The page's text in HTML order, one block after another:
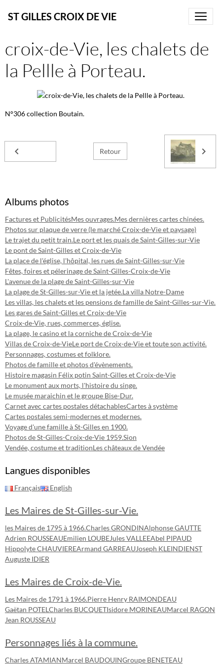
ST GILLES CROIX DE VIE
croix-de-Vie, les chalets de
la Pellle à Porteau.
N°306 collection Boutain.
Retour
Albums photos
Factures et PublicitésMes ouvrages.Mes dernières cartes chinées.
Photos sur plaque de verre (le marché Croix-de-Vie et paysage)
Le trajet du petit train.Le port et les quais de Saint-Gilles-sur-Vie
Le pont de Saint-Gilles et Croix-de-Vie
La place de l'église, l'hôpital, les rues de Saint-Gilles-sur-Vie
Fêtes, foires et pélerinage de Saint-Gilles-Croix-de-Vie
L'avenue de la plage de Saint-Gilles-sur-Vie
La plage de St-Gilles-sur-Vie et la jetée.La villa Notre-Dame
Les villas, les chalets et les pensions de famille de Saint-Gilles-sur-Vie.
Les gares de Saint-Gilles et Croix-de-Vie
Croix-de-Vie, rues, commerces, église.
La plage, le casino et la corniche de Croix-de-Vie
Villas de Croix-de-VieLe port de Croix-de-Vie et toute son activité.
Personnages, costumes et folklore.
Photos de famille et photos d'évènements.
Histoire magasin Félix potin Saint-Gilles et Croix-de-Vie
Le monument aux morts, l'histoire du singe.
Le musée maraichin et le groupe Bise-Dur.
Carnet avec cartes postales détachablesCartes à système
Cartes postales semi-modernes et modernes.
Voyage d'une famille à St-Gilles en 1900.
Photos de St-Gilles-Croix-de-Vie 1959.Sion
Vendée, costume et traditionLes châteaux de Vendée
Langues disponibles
Français English
Les Maires de St-Gilles-sur-Vie.
les Maires de 1795 à 1966.Charles GRONDINAlphonse GAUTTE
Adrien ROUSSEAUEmilien LOUBEJules VALLEEAbel PIPAUD
Hippolyte CHAUVIEREArmand GARREAUJoseph KLEINDIENST
Auguste IDIER
Les Maires de Croix-de-Vie.
Les Maires de 1791 à 1966.Pierre Henry RAIMONDEAU
Gaëtan POTEL Charles BUCQUETIsidore MORINEAUMarcel RAGON
Jean ROUSSEAU
Personnages liés à la commune.
Charles ATAMIANMarcel BAUDOUINGroupe BENETEAU